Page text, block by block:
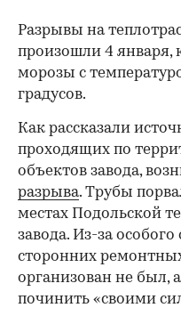
Разрывы на
произошли 4 января,
морозы с
градусов.
Как рассказали
проходящих по
объектов завода,
разрыва. Трубы
местах Подольской
завода. Из-за особого
сторонних
организован не был,
починить «своими